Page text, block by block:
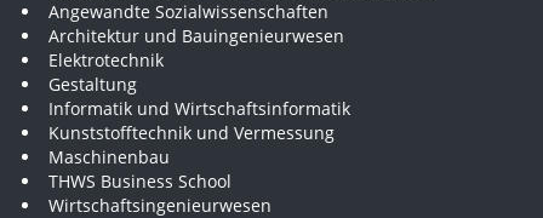
Angewandte Sozialwissenschaften
Architektur und Bauingenieurwesen
Elektrotechnik
Gestaltung
Informatik und Wirtschaftsinformatik
Kunststofftechnik und Vermessung
Maschinenbau
THWS Business School
Wirtschaftsingenieurwesen